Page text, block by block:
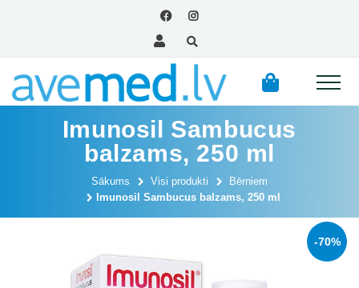
Imunosil Sambucus
balzams, 250 ml
Sākums Visi produkti
Bērniem
Imunosil Sambucus balzams, 250 ml
-70%